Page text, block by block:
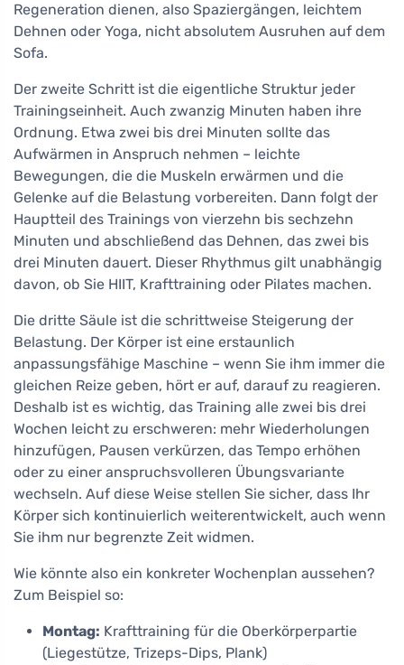
Regeneration dienen, also Spaziergängen, leichtem
Dehnen oder Yoga, nicht absolutem Ausruhen auf dem
Sofa.
Der zweite Schritt ist die eigentliche Struktur jeder
Trainingseinheit. Auch zwanzig Minuten haben ihre
Ordnung. Etwa zwei bis drei Minuten sollte das
Aufwärmen in Anspruch nehmen – leichte
Bewegungen, die die Muskeln erwärmen und die
Gelenke auf die Belastung vorbereiten. Dann folgt der
Hauptteil des Trainings von vierzehn bis sechzehn
Minuten und abschließend das Dehnen, das zwei bis
drei Minuten dauert. Dieser Rhythmus gilt unabhängig
davon, ob Sie HIIT, Krafttraining oder Pilates machen.
Die dritte Säule ist die schrittweise Steigerung der
Belastung. Der Körper ist eine erstaunlich
anpassungsfähige Maschine – wenn Sie ihm immer die
gleichen Reize geben, hört er auf, darauf zu reagieren.
Deshalb ist es wichtig, das Training alle zwei bis drei
Wochen leicht zu erschweren: mehr Wiederholungen
hinzufügen, Pausen verkürzen, das Tempo erhöhen
oder zu einer anspruchsvolleren Übungsvariante
wechseln. Auf diese Weise stellen Sie sicher, dass Ihr
Körper sich kontinuierlich weiterentwickelt, auch wenn
Sie ihm nur begrenzte Zeit widmen.
Wie könnte also ein konkreter Wochenplan aussehen?
Zum Beispiel so:
Montag: Krafttraining für die Oberkörperpartie
(Liegestütze, Trizeps-Dips, Plank)